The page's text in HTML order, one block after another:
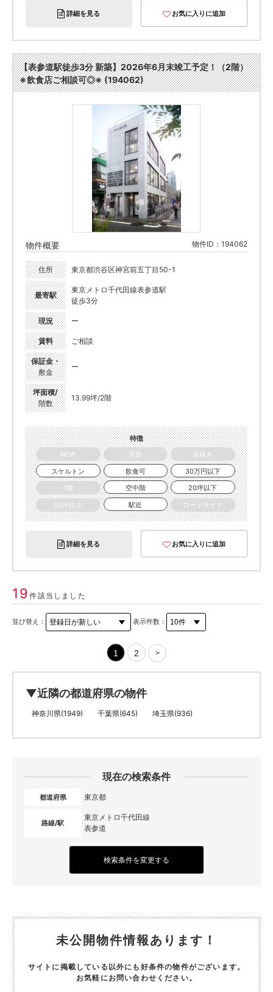
詳細を見る お気に入りに追加
【表参道駅徒歩3分 新築】2026年6月末竣工予定！（2階）
※飲食店ご相談可◎※ (194062)
物件概要 物件ID：194062
住所 東京都渋谷区神宮前五丁目50-1
最寄駅
東京メトロ千代田線表参道駅
徒歩3分
現況 ー
賃料 ご相談
保証金・
敷金
ー
坪面積/
階数
13.99坪/2階
特徴
NEW
更新
居抜き
スケルトン
飲食可
30万円以下
1階
空中階
20坪以下
50坪以上
駅近 ロードサイド
詳細を見る お気に入りに追加
19件該当しました
並び替え： 表示件数：
1 2 >
▼近隣の都道府県の物件
神奈川県(1949) 千葉県(645) 埼玉県(936)
現在の検索条件
都道府県 東京都
路線/駅
東京メトロ千代田線
表参道
検索条件を変更する
未公開物件情報あります！
サイトに掲載している以外にも好条件の物件がございます。
お気軽にお問い合わせください。